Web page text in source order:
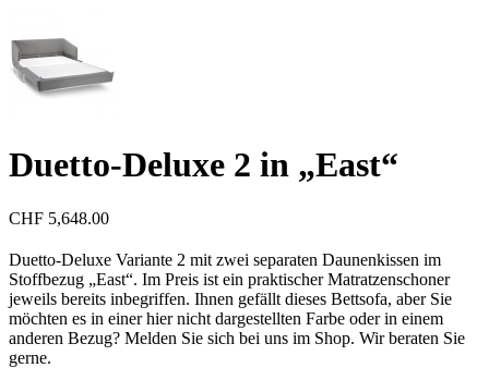
Duetto-Deluxe 2 in „East“
CHF 5,648.00
Duetto-Deluxe Variante 2 mit zwei separaten Daunenkissen im
Stoffbezug „East“. Im Preis ist ein praktischer Matratzenschoner
jeweils bereits inbegriffen. Ihnen gefällt dieses Bettsofa, aber Sie
möchten es in einer hier nicht dargestellten Farbe oder in einem
anderen Bezug? Melden Sie sich bei uns im Shop. Wir beraten Sie
gerne.